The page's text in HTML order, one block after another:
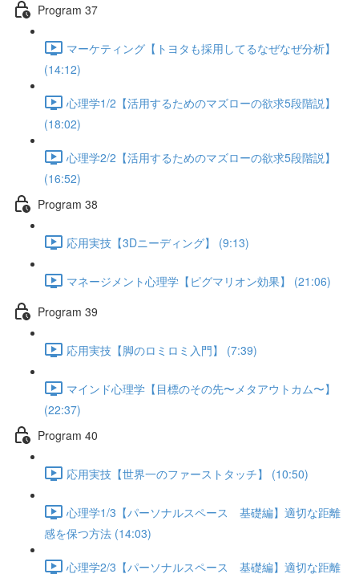
Program 37
マーケティング【トヨタも採用してるなぜなぜ分析】
(14:12)
心理学1/2【活用するためのマズローの欲求5段階説】
(18:02)
心理学2/2【活用するためのマズローの欲求5段階説】
(16:52)
Program 38
応用実技【3Dニーディング】 (9:13)
マネージメント心理学【ピグマリオン効果】 (21:06)
Program 39
応用実技【脚のロミロミ入門】 (7:39)
マインド心理学【目標のその先〜メタアウトカム〜】
(22:37)
Program 40
応用実技【世界一のファーストタッチ】 (10:50)
心理学1/3【パーソナルスペース 基礎編】適切な距離
感を保つ方法 (14:03)
心理学2/3【パーソナルスペース 基礎編】適切な距離